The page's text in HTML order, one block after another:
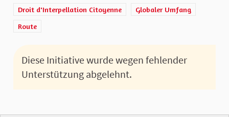
Droit d'Interpellation Citoyenne
Globaler Umfang
Route
Diese Initiative wurde wegen fehlender
Unterstützung abgelehnt.